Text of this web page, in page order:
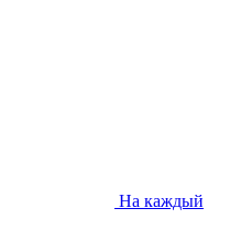
На каждый